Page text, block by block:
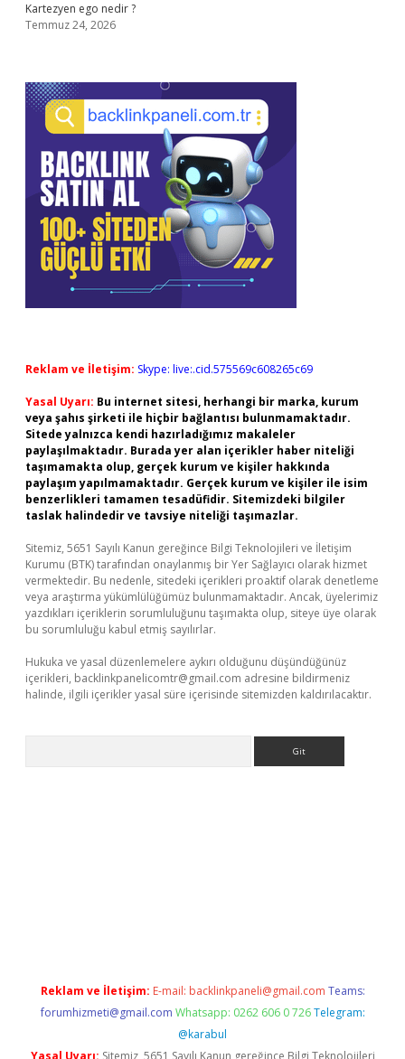
Kartezyen ego nedir ?
Temmuz 24, 2026
Reklam ve İletişim: Skype: live:.cid.575569c608265c69
Yasal Uyarı: Bu internet sitesi, herhangi bir marka, kurum
veya şahıs şirketi ile hiçbir bağlantısı bulunmamaktadır.
Sitede yalnızca kendi hazırladığımız makaleler
paylaşılmaktadır. Burada yer alan içerikler haber niteliği
taşımamakta olup, gerçek kurum ve kişiler hakkında
paylaşım yapılmamaktadır. Gerçek kurum ve kişiler ile isim
benzerlikleri tamamen tesadüfidir. Sitemizdeki bilgiler
taslak halindedir ve tavsiye niteliği taşımazlar.
Sitemiz, 5651 Sayılı Kanun gereğince Bilgi Teknolojileri ve İletişim
Kurumu (BTK) tarafından onaylanmış bir Yer Sağlayıcı olarak hizmet
vermektedir. Bu nedenle, sitedeki içerikleri proaktif olarak denetleme
veya araştırma yükümlülüğümüz bulunmamaktadır. Ancak, üyelerimiz
yazdıkları içeriklerin sorumluluğunu taşımakta olup, siteye üye olarak
bu sorumluluğu kabul etmiş sayılırlar.
Hukuka ve yasal düzenlemelere aykırı olduğunu düşündüğünüz
içerikleri, backlinkpanelicomtr@gmail.com adresine bildirmeniz
halinde, ilgili içerikler yasal süre içerisinde sitemizden kaldırılacaktır.
Reklam ve İletişim: E-mail: backlinkpaneli@gmail.com Teams:
forumhizmeti@gmail.com Whatsapp: 0262 606 0 726 Telegram:
@karabul
Yasal Uyarı: Sitemiz, 5651 Sayılı Kanun gereğince Bilgi Teknolojileri